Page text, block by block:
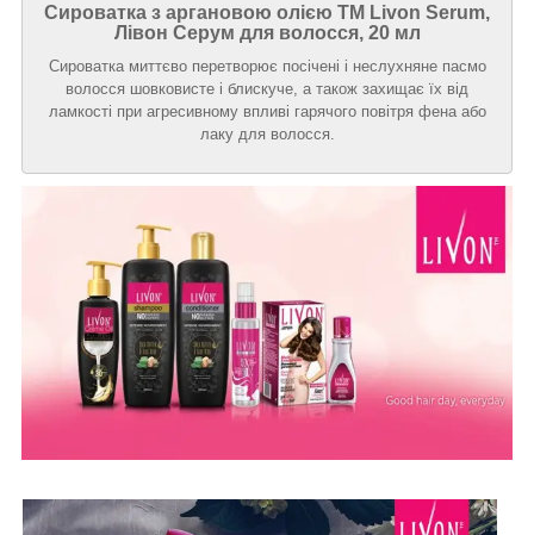
Сироватка з аргановою олією TM Livon Serum,
Лівон Серум для волосся, 20 мл
Сироватка миттєво перетворює посічені і неслухняне пасмо
волосся шовковисте і блискуче, а також захищає їх від
ламкості при агресивному впливі гарячого повітря фена або
лаку для волосся.